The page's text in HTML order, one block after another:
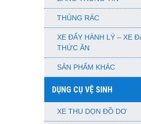
THÙNG RÁC
XE ĐẨY HÀNH LÝ – XE
THỨC ĂN
SẢN PHẨM KHÁC
DỤNG CỤ VỆ SINH
XE THU DỌN ĐỒ DƠ